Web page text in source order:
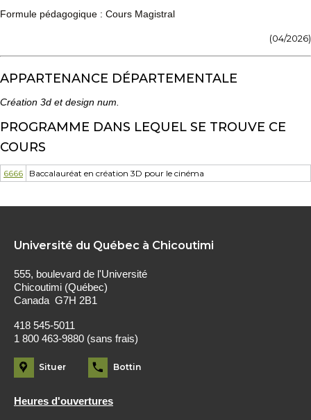
Formule pédagogique : Cours Magistral
(04/2026)
APPARTENANCE DÉPARTEMENTALE
Création 3d et design num.
PROGRAMME DANS LEQUEL SE TROUVE CE
COURS
6666 Baccalauréat en création 3D pour le cinéma
Université du Québec à Chicoutimi
555, boulevard de l'Université
Chicoutimi (Québec)
Canada G7H 2B1
418 545-5011
1 800 463-9880 (sans frais)
Situer Bottin
Heures d'ouvertures